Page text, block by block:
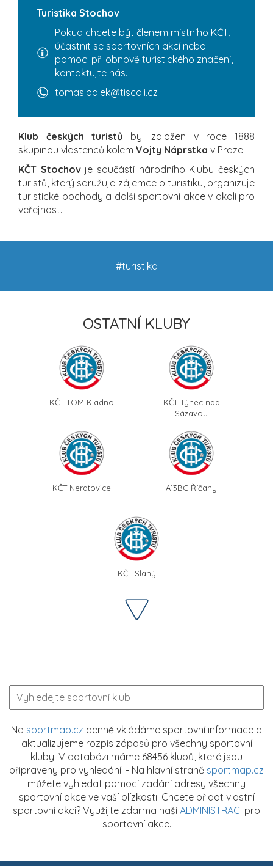
Turistika Stochov
Pokud chcete být členem místního KČT,
účastnit se sportovních akcí nebo
pomoci při obnově turistického značení,
kontaktujte nás.
tomas.palek@tiscali.cz
Klub českých turistů byl založen v roce 1888
skupinou vlastenců kolem Vojty Náprstka v Praze.
KČT Stochovje součástí národního Klubu českých
turistů, který sdružuje zájemce o turistiku, organizuje
turistické pochody a další sportovní akce v okolí pro
veřejnost.
#turistika
OSTATNÍ KLUBY
KČT TOM Kladno
KČT Týnec nad
Sázavou
KČT Neratovice A13BC Říčany
KČT Slaný
Na sportmap.cz denně vkládáme sportovní informace a
aktualizujeme rozpis zápasů pro všechny sportovní
kluby. V databázi máme 68456 klubů, které jsou
připraveny pro vyhledání. - Na hlavní straně sportmap.cz
můžete vyhledat pomocí zadání adresy všechny
sportovní akce ve vaší blízkosti. Chcete přidat vlastní
sportovní akci? Využijte zdarma naší ADMINISTRACI pro
sportovní akce.